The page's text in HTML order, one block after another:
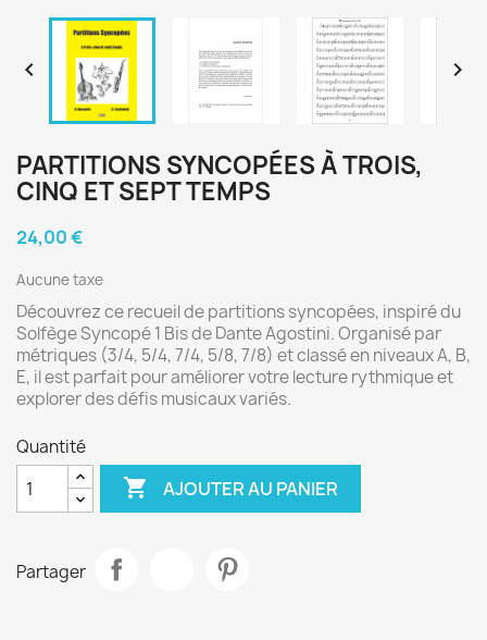
 
PARTITIONS SYNCOPÉES À TROIS,
CINQ ET SEPT TEMPS
24,00 €
Aucune taxe
Découvrez ce recueil de partitions syncopées, inspiré du
Solfège Syncopé 1 Bis de Dante Agostini. Organisé par
métriques (3/4, 5/4, 7/4, 5/8, 7/8) et classé en niveaux A, B,
E, il est parfait pour améliorer votre lecture rythmique et
explorer des défis musicaux variés.
Quantité
 AJOUTER AU PANIER
Partager